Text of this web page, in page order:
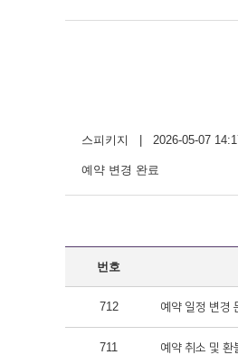
스피키지 | 2026-05-07
예약 변경 완료
번호
712 예약 일정 변경
711 예약 취소 및 환